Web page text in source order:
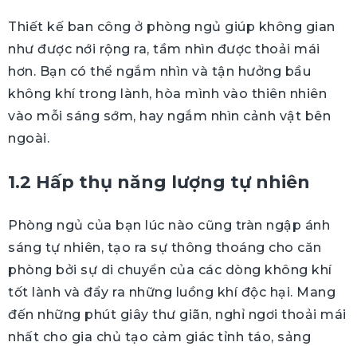
Thiết kế ban công ở phòng ngủ giúp không gian
như được nới rộng ra, tầm nhìn được thoải mái
hơn. Bạn có thể ngắm nhìn và tận hưởng bầu
không khí trong lành, hòa mình vào thiên nhiên
vào mỗi sáng sớm, hay ngắm nhìn cảnh vật bên
ngoài.
1.2 Hấp thụ năng lượng tự nhiên
Phòng ngủ của bạn lúc nào cũng tràn ngập ánh
sáng tự nhiên, tạo ra sự thông thoáng cho căn
phòng bởi sự di chuyển của các dòng không khí
tốt lành và đẩy ra những luồng khí độc hại. Mang
đến những phút giây thư giãn, nghỉ ngơi thoải mái
nhất cho gia chủ tạo cảm giác tỉnh táo, sảng